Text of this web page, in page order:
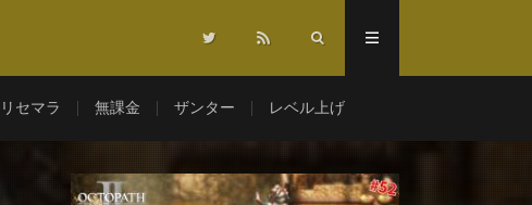
リセマラ 無課金 ザンター レベル上げ